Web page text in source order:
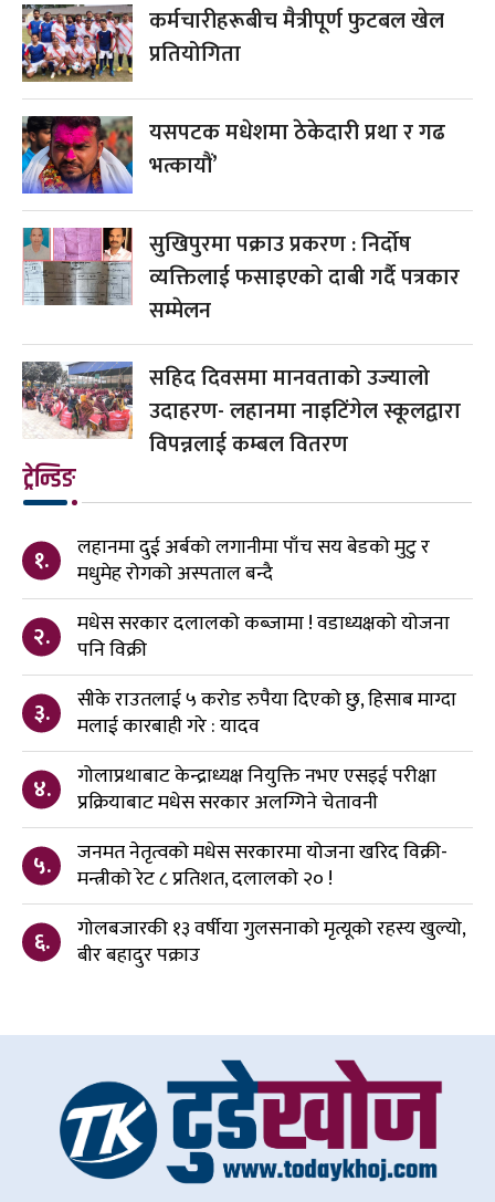
कर्मचारीहरूबीच मैत्रीपूर्ण फुटबल खेल
प्रतियोगिता
यसपटक मधेशमा ठेकेदारी प्रथा र गढ
भत्कायौं’
सुखिपुरमा पक्राउ प्रकरण : निर्दोष
व्यक्तिलाई फसाइएको दाबी गर्दै पत्रकार
सम्मेलन
सहिद दिवसमा मानवताको उज्यालो
उदाहरण- लहानमा नाइटिंगेल स्कूलद्वारा
विपन्नलाई कम्बल वितरण
ट्रेन्डिङ
१.
लहानमा दुई अर्बको लगानीमा पाँच सय बेडको मुटु र
मधुमेह रोगको अस्पताल बन्दै
२.
मधेस सरकार दलालको कब्जामा ! वडाध्यक्षको योजना
पनि विक्री
३.
सीके राउतलाई ५ करोड रुपैया दिएको छु, हिसाब माग्दा
मलाई कारबाही गरे : यादव
४.
गोलाप्रथाबाट केन्द्राध्यक्ष नियुक्ति नभए एसइई परीक्षा
प्रक्रियाबाट मधेस सरकार अलग्गिने चेतावनी
५.
जनमत नेतृत्वको मधेस सरकारमा योजना खरिद विक्री-
मन्त्रीको रेट ८ प्रतिशत, दलालको २० !
६.
गोलबजारकी १३ वर्षीया गुलसनाको मृत्यूको रहस्य खुल्यो,
बीर बहादुर पक्राउ